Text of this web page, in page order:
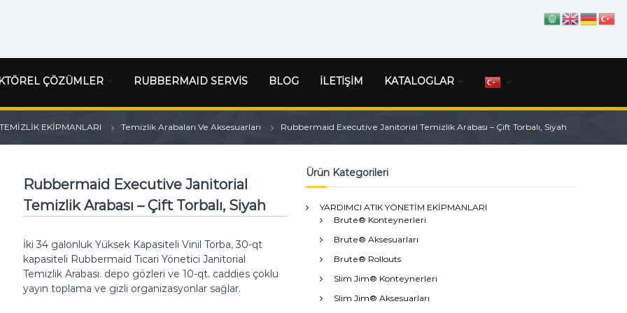
ÇÖZÜMLER RUBBERMAID SERVİS BLOG İLETİŞİM KATALOGLAR
TEMİZLİK EKİPMANLARI Temizlik Arabaları Ve Aksesuarları Rubbermaid Executive Janitorial Temizlik Arabası – Çift Torbalı, Siyah
Rubbermaid Executive Janitorial
Temizlik Arabası – Çift Torbalı, Siyah
İki 34 galonluk Yüksek Kapasiteli Vinil Torba, 30-qt
kapasiteli Rubbermaid Ticari Yönetici Janitorial
Temizlik Arabası. depo gözleri ve 10-qt. caddies çoklu
yayın toplama ve gizli organizasyonlar sağlar.
Ürün Kategorileri
YARDIMCI ATIK YÖNETİM EKİPMANLARI
Brute® Konteynerleri
Brute® Aksesuarları
Brute® Rollouts
Slim Jim® Konteynerleri
Slim Jim® Aksesuarları